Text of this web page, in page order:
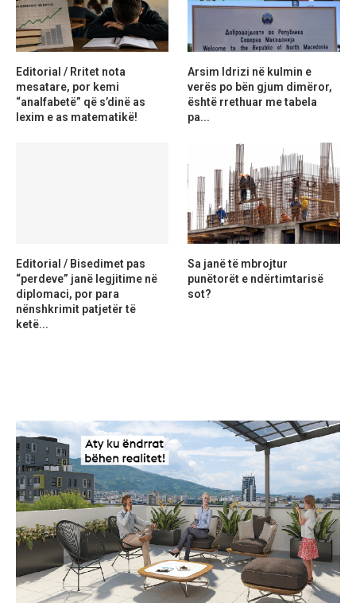
Editorial / Rritet nota
mesatare, por kemi
“analfabetë” që s’dinë as
lexim e as matematikë!
Arsim Idrizi në kulmin e
verës po bën gjum dimëror,
është rrethuar me tabela
pa...
Editorial / Bisedimet pas
“perdeve” janë legjitime në
diplomaci, por para
nënshkrimit patjetër të
ketë...
Sa janë të mbrojtur
punëtorët e ndërtimtarisë
sot?